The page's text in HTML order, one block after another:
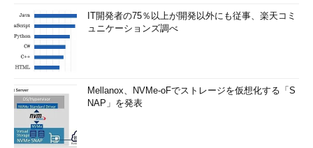
「そもそも全てのページを洗い出して検証するのは不可能に近
いので、『Cookieなどを利用して少しずつ提供するユーザーを増
やす』形で、少しずつでも移行していくしかない」（星氏）
完全HTTPS化の末に、HTTP/2にも対応
最後に星氏は、クックパッドがHTTPS対応の次に、HTTP/2に
も対応したことを紹介した。
IT開発者の75％以上が開発以外にも従事、楽天コミ
ュニケーションズ調べ
Mellanox、NVMe-oFでストレージを仮想化する「S
NAP」を発表